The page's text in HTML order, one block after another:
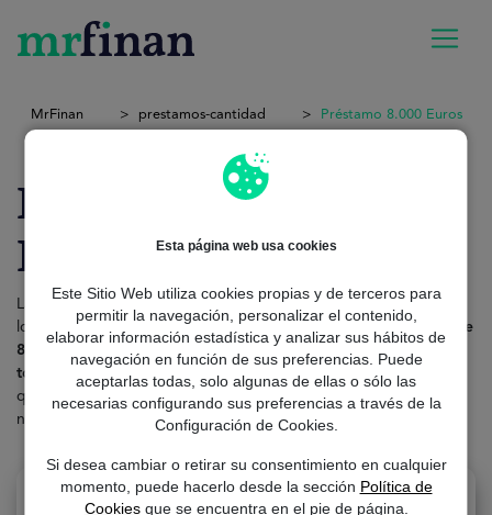
Esta página web usa cookies
Este Sitio Web utiliza cookies propias y de terceros para
permitir la navegación, personalizar el contenido,
elaborar información estadística y analizar sus hábitos de
navegación en función de sus preferencias. Puede
aceptarlas todas, solo algunas de ellas o sólo las
necesarias configurando sus preferencias a través de la
Configuración de Cookies.
Si desea cambiar o retirar su consentimiento en cualquier
momento, puede hacerlo desde la sección Política de
Cookiesque se encuentra en el pie de página.
MrFinan prestamos-cantidad Préstamo 8.000 Euros
Préstamo 8000
Euros
La financiación que necesitas la puedes encontrar fácilmente con
los
servicios personalizados de MrFinan.
préstamo de
8.000 euros
con la comodidad de hacerlo online. El proceso es
totalmente seguro, 100% gratuito y sin compromiso
. Lo único
que tienes que hacer para iniciar tu búsqueda es acceder a
nuestro sitio web y utilizar nuestro Simulador de Préstamos